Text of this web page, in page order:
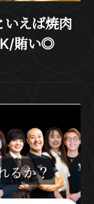
いえば焼肉
賄い◎